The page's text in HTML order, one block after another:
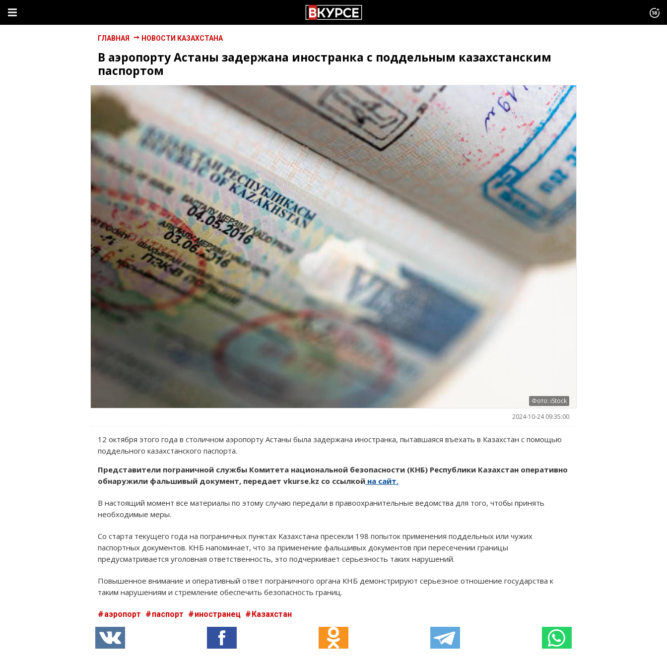
ГЛАВНАЯ НОВОСТИ КАЗАХСТАНА
В аэропорту Астаны задержана иностранка с поддельным казахстанским
паспортом
Фото: iStock
2024-10-24 09:35:00
12 октября этого года в столичном аэропорту Астаны была задержана иностранка, пытавшаяся въехать в Казахстан с помощью
поддельного казахстанского паспорта.
Представители пограничной службы Комитета национальной безопасности (КНБ) Республики Казахстан оперативно
обнаружили фальшивый документ, передает vkurse.kz со ссылкой на сайт.
В настоящий момент все материалы по этому случаю передали в правоохранительные ведомства для того, чтобы принять
необходимые меры.
Со старта текущего года на пограничных пунктах Казахстана пресекли 198 попыток применения поддельных или чужих
паспортных документов. КНБ напоминает, что за применение фальшивых документов при пересечении границы
предусматривается уголовная ответственность, это подчеркивает серьезность таких нарушений.
Повышенное внимание и оперативный ответ пограничного органа КНБ демонстрируют серьезное отношение государства к
таким нарушениям и стремление обеспечить безопасность границ.
аэропорт паспорт иностранец Казахстан